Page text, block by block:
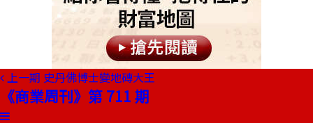
上一期 史丹佛博士變地磚大王
《商業周刊》第 711 期